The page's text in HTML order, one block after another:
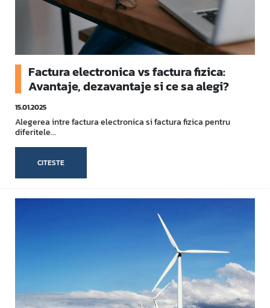
Factura electronica vs factura fizica:
Avantaje, dezavantaje si ce sa alegi?
15.01.2025
Alegerea intre factura electronica si factura fizica pentru
diferitele...
CITESTE